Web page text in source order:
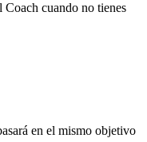
cuando no tienes
en el mismo objetivo